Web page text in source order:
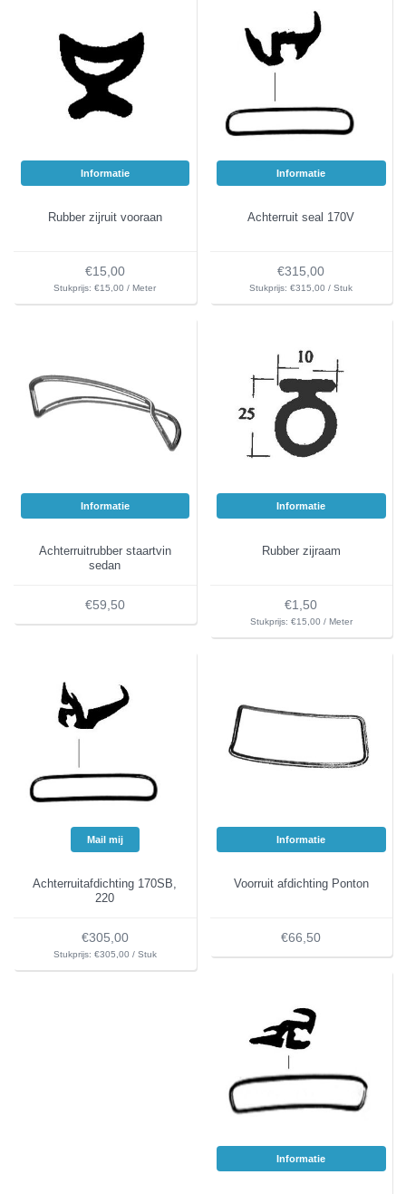
Informatie
Rubber zijruit vooraan
€15,00
Stukprijs: €15,00 / Meter
Informatie
Achterruit seal 170V
€315,00
Stukprijs: €315,00 / Stuk
Informatie
Achterruitrubber staartvin
sedan
€59,50
Informatie
Rubber zijraam
€1,50
Stukprijs: €15,00 / Meter
Mail mij
Achterruitafdichting 170SB,
220
€305,00
Stukprijs: €305,00 / Stuk
Informatie
Voorruit afdichting Ponton
€66,50
Informatie